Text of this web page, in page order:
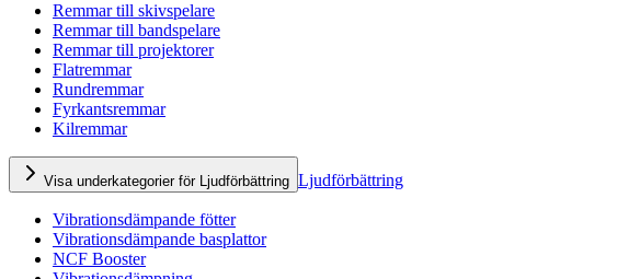
Remmar till skivspelare
Remmar till bandspelare
Remmar till projektorer
Flatremmar
Rundremmar
Fyrkantsremmar
Kilremmar
Visa underkategorier för Ljudförbättring Ljudförbättring
Vibrationsdämpande fötter
Vibrationsdämpande basplattor
NCF Booster